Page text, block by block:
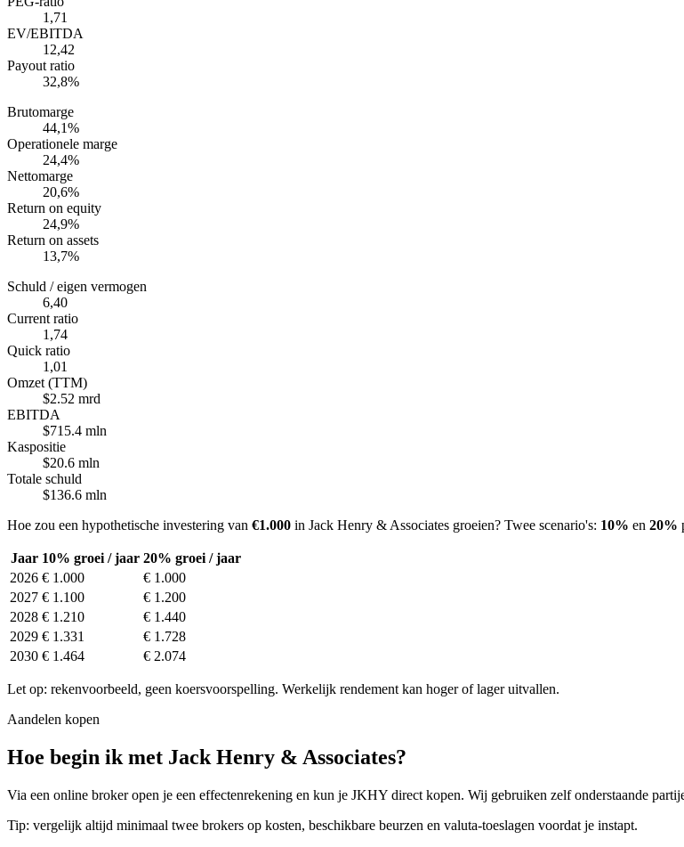
1,71
EV/EBITDA
12,42
Payout ratio
32,8%
Brutomarge
44,1%
Operationele marge
24,4%
Nettomarge
20,6%
Return on equity
24,9%
Return on assets
13,7%
Schuld / eigen vermogen
6,40
Current ratio
1,74
Quick ratio
1,01
Omzet (TTM)
$2.52 mrd
EBITDA
$715.4 mln
Kaspositie
$20.6 mln
Totale schuld
$136.6 mln
Hoe zou een hypothetische investering van €1.000 in Jack Henry & Associates groeien? Twee scenario's: 10% en 20%
Jaar 10% groei / jaar 20% groei / jaar
2026 € 1.000
€ 1.000
2027 € 1.100
€ 1.200
2028 € 1.210
€ 1.440
2029 € 1.331
€ 1.728
2030 € 1.464 € 2.074
Let op: rekenvoorbeeld, geen koersvoorspelling. Werkelijk rendement kan hoger of lager uitvallen.
Aandelen kopen
Hoe begin ik met Jack Henry & Associates?
Via een online broker open je een effectenrekening en kun je JKHY direct kopen. Wij gebruiken zelf onderstaande
Tip: vergelijk altijd minimaal twee brokers op kosten, beschikbare beurzen en valuta-toeslagen voordat je instapt.